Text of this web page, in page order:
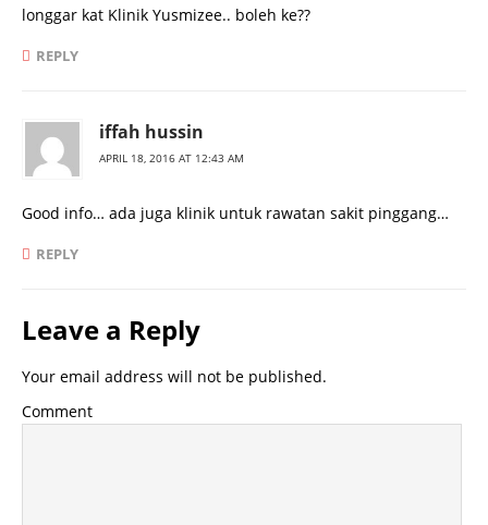
longgar kat Klinik Yusmizee.. boleh ke??
REPLY
iffah hussin
APRIL 18, 2016 AT 12:43 AM
Good info… ada juga klinik untuk rawatan sakit pinggang…
REPLY
Leave a Reply
Your email address will not be published.
Comment